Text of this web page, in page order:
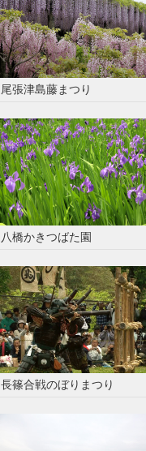
尾張津島藤まつり
八橋かきつばた園
長篠合戦のぼりまつり